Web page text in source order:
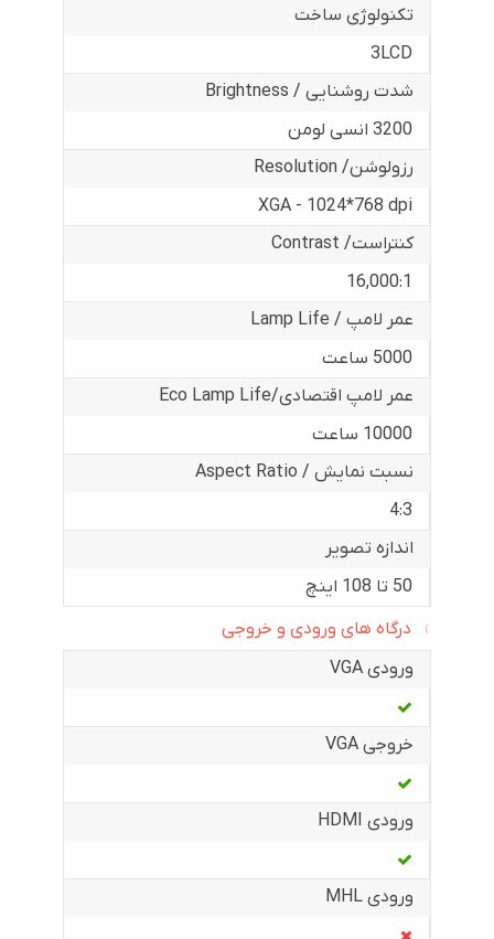
تکنولوژی ساخت
3LCD
شدت روشنایی / Brightness
3200 انسی لومن
رزولوشن/ Resolution
XGA - 1024*768 dpi
کنتراست/ Contrast
16,000:1
عمر لامپ / Lamp Life
5000 ساعت
عمر لامپ اقتصادی/Eco Lamp Life
10000 ساعت
نسبت نمایش / Aspect Ratio
4:3
اندازه تصویر
50 تا 108 اینچ
درگاه های ورودی و خروجی
ورودی VGA
خروجی VGA
ورودی HDMI
ورودی MHL